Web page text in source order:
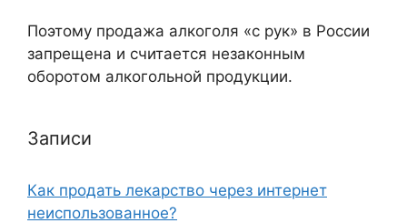
Поэтому продажа алкоголя «с рук» в России
запрещена и считается незаконным
оборотом алкогольной продукции.
Записи
Как продать лекарство через интернет
неиспользованное?